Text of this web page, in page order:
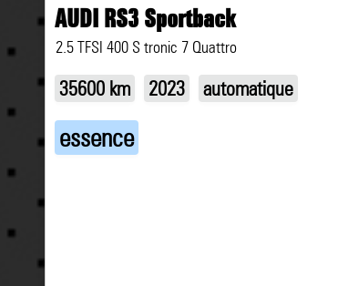
AUDI RS3 Sportback
2.5 TFSI 400 S tronic 7 Quattro
35600 km 2023 automatique
essence